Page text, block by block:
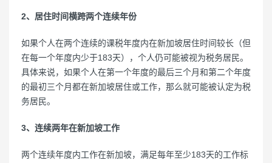
2、居住时间横跨两个连续年份
如果个人在两个连续的课税年度内在新加坡居住时间较长（但
在每一个年度内少于183天），个人仍可能被视为税务居民。
具体来说，如果个人在第一个年度的最后三个月和第二个年度
的最初三个月都在新加坡居住或工作，那么就可能被认定为税
务居民。
3、连续两年在新加坡工作
两个连续年度内工作在新加坡，满足每年至少183天的工作标